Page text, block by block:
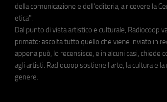
della comunicazione e dell'editoria, a ricevere la
etica".
Dal punto di vista artistico e culturale, Radiocoop
primato: ascolta tutto quello che viene inviato in
appena può, lo recensisce, e in alcuni casi, chiede
agli artisti. Radiocoop sostiene l'arte, la cultura e la
genere.